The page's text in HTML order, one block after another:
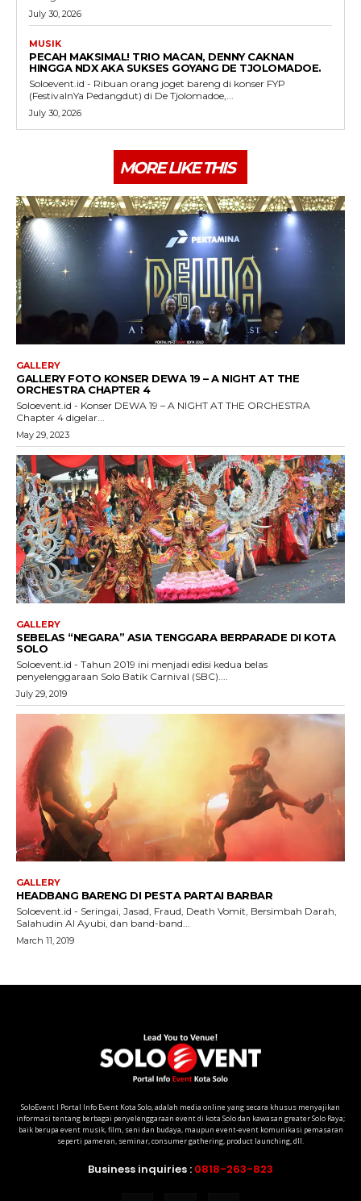
SoloEvent I Portal Info Event Kota Solo, adalah media online yang secara khusus menyajikan
informasi tentang berbagai penyelenggaraan event di kota Solo dan kawasan greater Solo Raya;
baik berupa event musik, film, seni dan budaya, maupun event-event komunikasi pemasaran
seperti pameran, seminar, consumer gathering, product launching, dll.
Business inquiries : 0818-263-823